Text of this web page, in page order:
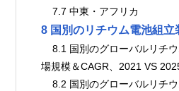
    7.7 中東・アフリカ
8 国別のリチウム電池組立
    8.1 国別のグローバルリチウム電池組立装置の市
場規模＆CAGR、2021 VS
    8.2 国別のグローバルリチウム電池組立装置の売